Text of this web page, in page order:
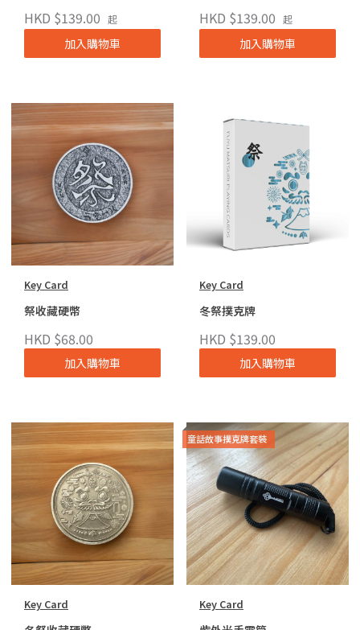
HKD $139.00 起
加入購物車
HKD $139.00 起
加入購物車
Key Card
祭收藏硬幣
HKD $68.00
加入購物車
Key Card
冬祭撲克牌
HKD $139.00
加入購物車
Key Card
童話故事撲克牌套裝
Key Card